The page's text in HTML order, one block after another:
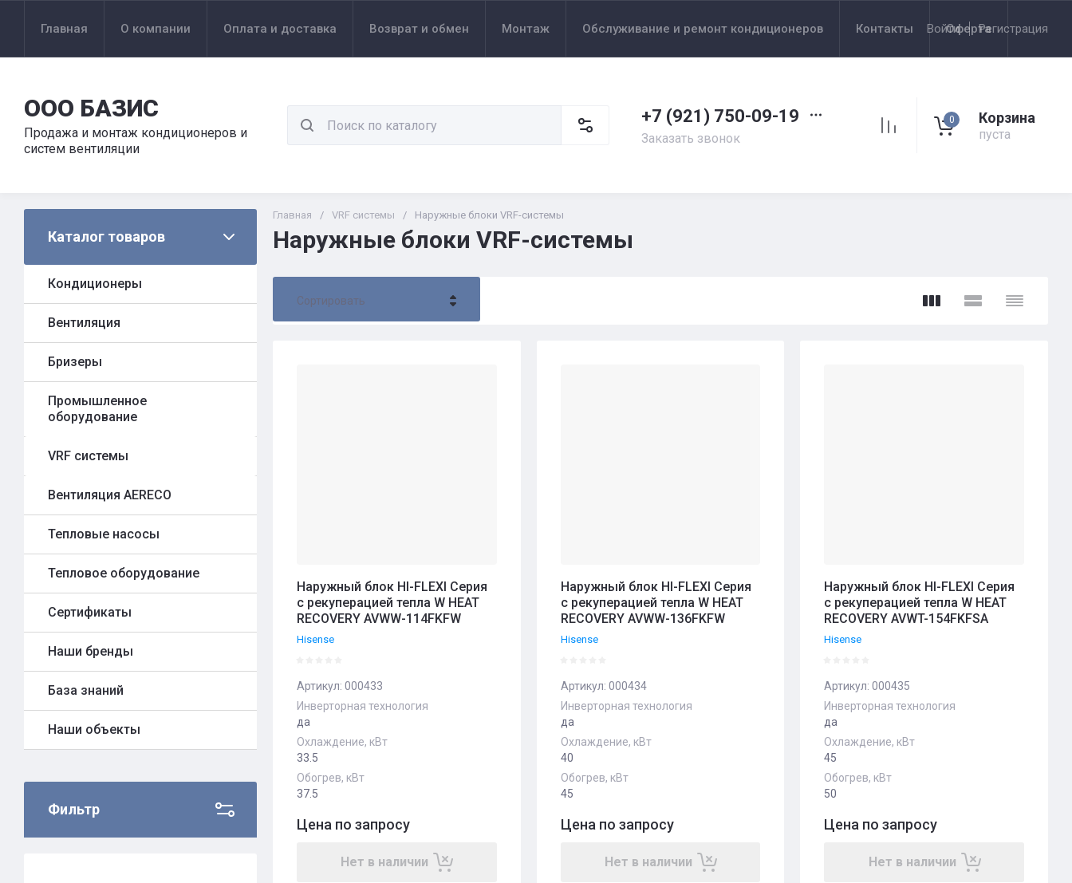
Главная О компании Оплата и доставка Возврат и обмен Монтаж Обслуживание и ремонт кондиционеров Контакты Оферта
Войти Регистрация
ООО БАЗИС
Продажа и монтаж кондиционеров и
систем вентиляции
+7 (921) 750-09-19
Заказать звонок
0 Корзина
пуста
Каталог товаров
Кондиционеры
Вентиляция
Бризеры
Промышленное
оборудование
VRF системы
Вентиляция AERECO
Тепловые насосы
Тепловое оборудование
Сертификаты
Наши бренды
База знаний
Наши объекты
Фильтр
Главная / VRF системы / Наружные блоки VRF-системы
Наружные блоки VRF-системы
Сортировать
Наружный блок HI-FLEXI Серия
с рекуперацией тепла W HEAT
RECOVERY AVWW-114FKFW
Hisense
Артикул: 000433
Инверторная технология
да
Охлаждение, кВт
33.5
Обогрев, кВт
37.5
Цена по запросу
Нет в наличии
Наружный блок HI-FLEXI Серия
с рекуперацией тепла W HEAT
RECOVERY AVWW-136FKFW
Hisense
Артикул: 000434
Инверторная технология
да
Охлаждение, кВт
40
Обогрев, кВт
45
Цена по запросу
Нет в наличии
Наружный блок HI-FLEXI Серия
с рекуперацией тепла W HEAT
RECOVERY AVWT-154FKFSA
Hisense
Артикул: 000435
Инверторная технология
да
Охлаждение, кВт
45
Обогрев, кВт
50
Цена по запросу
Нет в наличии